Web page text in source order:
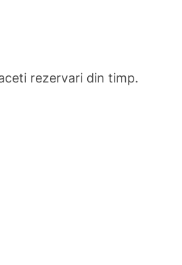
rezervari din timp.